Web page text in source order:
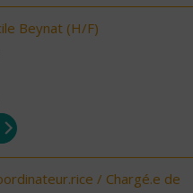
Beynat (H/F)
/ Chargé.e de